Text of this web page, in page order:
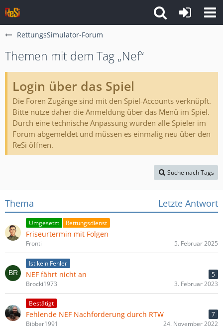
RettungsSimulator-Forum
Themen mit dem Tag „Nef“
Login über das Spiel
Die Foren Zugänge sind mit den Spiel-Accounts verknüpft.
Bitte nutze daher die Anmeldung über das Menü im Spiel.
Durch eine technische Anpassung wurden alle Spieler im
Forum abgemeldet und müssen es einmalig neu über den
ReSi öffnen.
Suche nach Tags
Thema Letzte Antwort
Umgesetzt Rettungsdienst
Friseurtermin mit Folgen
Fronti 5. Februar 2025
Ist kein Fehler
NEF fährt nicht an
5
Brocki1973
3. Februar 2023
Bestätigt
Fehlende NEF Nachforderung durch RTW
7
Bibber1991
24. November 2022